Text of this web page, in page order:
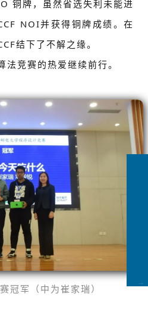
铜牌，虽然省选失利未能进
NOI并获得铜牌成绩。在
结下了不解之缘。
竞赛的热爱继续前行。
冠军（中为崔家瑞）